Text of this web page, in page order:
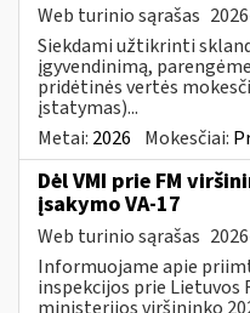
Web turinio sąrašas
Siekdami užtikrinti
įgyvendinimą,
pridėtinės vertės
įstatymas)...
Metai: 2026 Mokesčiai:
Dėl VMI prie FM
įsakymo VA-17
Web turinio sąrašas
Informuojame apie
inspekcijos prie Lietuvos
ministerijos viršininko